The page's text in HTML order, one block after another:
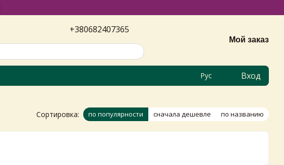
+380682407365
Мой заказ
Рус Вход
Сортировка: по популярности сначала дешевле по названию